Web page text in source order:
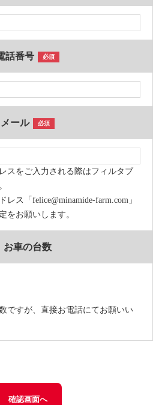
話番号 必須
メール 必須
スをご入力される際はフィルタブ
ス「felice@minamide-farm.com」
をお願いします。
お車の台数
ですが、直接お電話にてお願いい
確認画面へ